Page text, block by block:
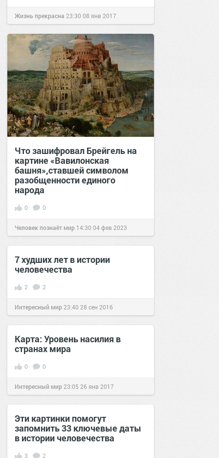
Жизнь прекрасна 23:30 08 янв 2017
Что зашифровал Брейгель на
картине «Вавилонская
башня»,ставшей символом
разобщенности единого
народа
0 0
Человек познаёт мир 14:30 04 фев 2023
7 худших лет в истории
человечества
2 2
Интересный мир 23:40 28 сен 2016
Карта: Уровень насилия в
странах мира
0 0
Интересный мир 23:05 26 янв 2017
Эти картинки помогут
запомнить 33 ключевые даты
в истории человечества
3 2